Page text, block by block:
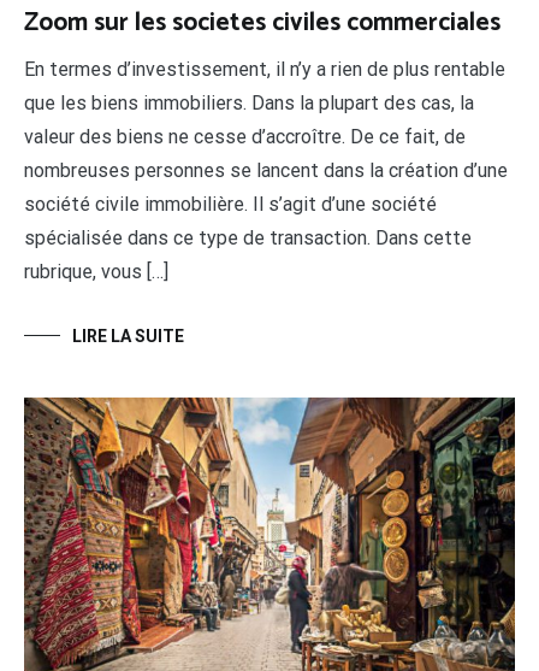
Zoom sur les societes civiles commerciales
En termes d’investissement, il n’y a rien de plus rentable
que les biens immobiliers. Dans la plupart des cas, la
valeur des biens ne cesse d’accroître. De ce fait, de
nombreuses personnes se lancent dans la création d’une
société civile immobilière. Il s’agit d’une société
spécialisée dans ce type de transaction. Dans cette
rubrique, vous […]
LIRE LA SUITE